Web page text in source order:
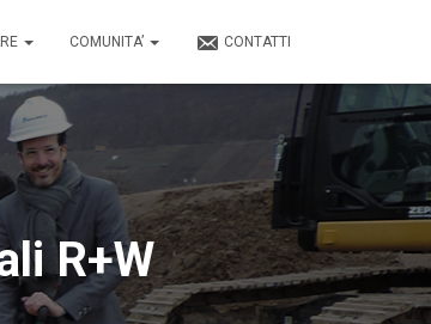
COMUNITA’ CONTATTI
R+W